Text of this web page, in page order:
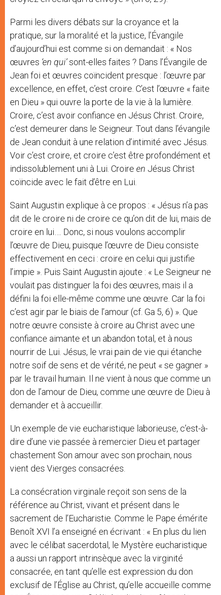
Parmi les divers débats sur la croyance et la
pratique, sur la moralité et la justice, l’Évangile
d’aujourd’hui est comme si on demandait : « Nos
œuvres ‘en qui’sont-elles faites ? Dans l’Évangile de
Jean foi et œuvres coïncident presque : l’œuvre par
excellence, en effet, c’est croire. C’est l’œuvre « faite
en Dieu » qui ouvre la porte de la vie à la lumière.
Croire, c’est avoir confiance en Jésus Christ. Croire,
c’est demeurer dans le Seigneur. Tout dans l’évangile
de Jean conduit à une relation d’intimité avec Jésus.
Voir c’est croire, et croire c’est être profondément et
indissolublement uni à Lui. Croire en Jésus Christ
coïncide avec le fait d’être en Lui.
Saint Augustin explique à ce propos : « Jésus n’a pas
dit de le croire ni de croire ce qu’on dit de lui, mais de
croire en lui…. Donc, si nous voulons accomplir
l’œuvre de Dieu, puisque l’œuvre de Dieu consiste
effectivement en ceci : croire en celui qui justifie
l’impie ». Puis Saint Augustin ajoute : « Le Seigneur ne
voulait pas distinguer la foi des œuvres, mais il a
défini la foi elle-même comme une œuvre. Car la foi
c’est agir par le biais de l’amour (cf. Ga 5, 6) ». Que
notre œuvre consiste à croire au Christ avec une
confiance aimante et un abandon total, et à nous
nourrir de Lui. Jésus, le vrai pain de vie qui étanche
notre soif de sens et de vérité, ne peut « se gagner »
par le travail humain. Il ne vient à nous que comme un
don de l’amour de Dieu, comme une œuvre de Dieu à
demander et à accueillir.
Un exemple de vie eucharistique laborieuse, c’est-à-
dire d’une vie passée à remercier Dieu et partager
chastement Son amour avec son prochain, nous
vient des Vierges consacrées.
La consécration virginale reçoit son sens de la
référence au Christ, vivant et présent dans le
sacrement de l’Eucharistie. Comme le Pape émérite
Benoît XVI l’a enseigné en écrivant : « En plus du lien
avec le célibat sacerdotal, le Mystère eucharistique
a aussi un rapport intrinsèque avec la virginité
consacrée, en tant qu’elle est expression du don
exclusif de l’Église au Christ, qu’elle accueille comme